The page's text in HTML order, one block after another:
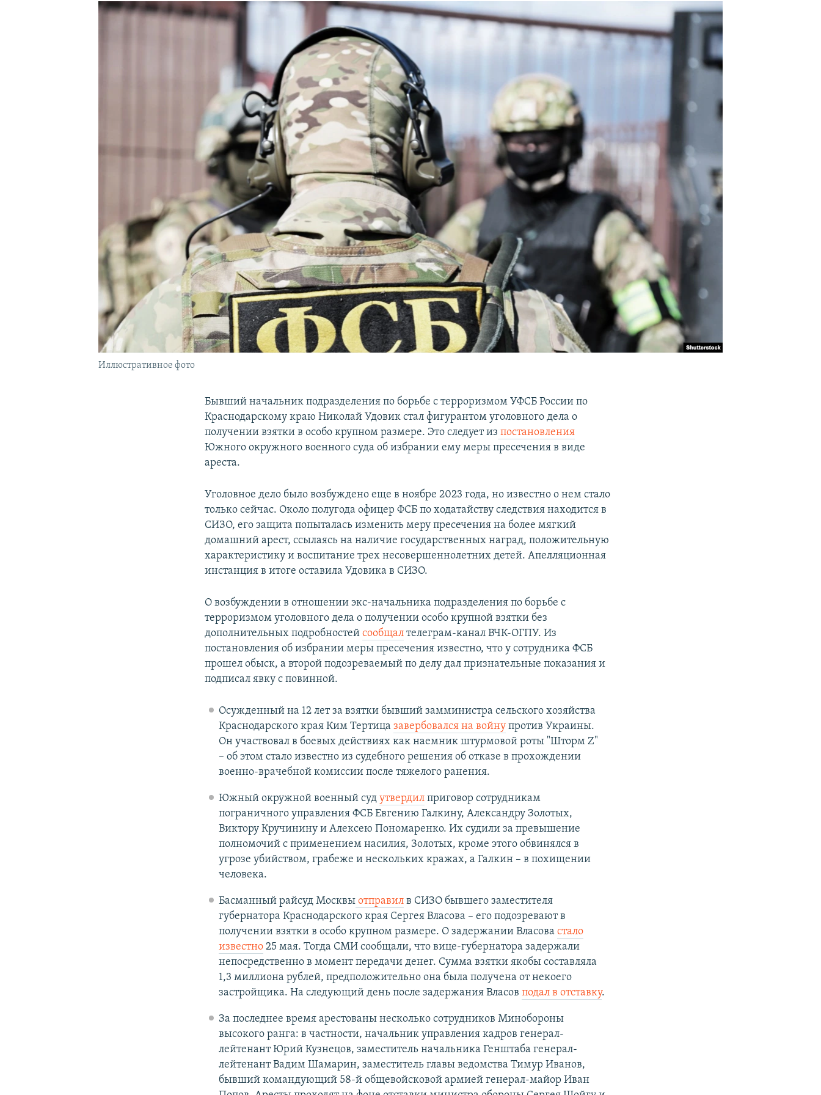
Иллюстративное фото
Бывший начальник подразделения по борьбе с терроризмом УФСБ России по
Краснодарскому краю Николай Удовик стал фигурантом уголовного дела о
получении взятки в особо крупном размере. Это следует из постановления
Южного окружного военного суда об избрании ему меры пресечения в виде
ареста.
Уголовное дело было возбуждено еще в ноябре 2023 года, но известно о нем стало
только сейчас. Около полугода офицер ФСБ по ходатайству следствия находится в
СИЗО, его защита попыталась изменить меру пресечения на более мягкий
домашний арест, ссылаясь на наличие государственных наград, положительную
характеристику и воспитание трех несовершеннолетних детей. Апелляционная
инстанция в итоге оставила Удовика в СИЗО.
О возбуждении в отношении экс-начальника подразделения по борьбе с
терроризмом уголовного дела о получении особо крупной взятки без
дополнительных подробностейсообщал телеграм-канал ВЧК-ОГПУ. Из
постановления об избрании меры пресечения известно, что у сотрудника ФСБ
прошел обыск, а второй подозреваемый по делу дал признательные показания и
подписал явку с повинной.
Осужденный на 12 лет за взятки бывший замминистра сельского хозяйства
Краснодарского края Ким Тертица завербовался на войнупротив Украины.
Он участвовал в боевых действиях как наемник штурмовой роты "Шторм Z"
– об этом стало известно из судебного решения об отказе в прохождении
военно-врачебной комиссии после тяжелого ранения.
Южный окружной военный суд утвердилприговор сотрудникам
пограничного управления ФСБ Евгению Галкину, Александру Золотых,
Виктору Кручинину и Алексею Пономаренко. Их судили за превышение
полномочий с применением насилия, Золотых, кроме этого обвинялся в
угрозе убийством, грабеже и нескольких кражах, а Галкин – в похищении
человека.
Басманный райсуд Москвыотправилв СИЗО бывшего заместителя
губернатора Краснодарского края Сергея Власова – его подозревают в
получении взятки в особо крупном размере. О задержании Власова стало
известно25 мая. Тогда СМИ сообщали, что вице-губернатора задержали
непосредственно в момент передачи денег. Сумма взятки якобы составляла
1,3 миллиона рублей, предположительно она была получена от некоего
застройщика. На следующий день после задержания Власов подал в отставку.
За последнее время арестованы несколько сотрудников Минобороны
высокого ранга: в частности, начальник управления кадров генерал-
лейтенант Юрий Кузнецов, заместитель начальника Генштаба генерал-
лейтенант Вадим Шамарин, заместитель главы ведомства Тимур Иванов,
бывший командующий 58-й общевойсковой армией генерал-майор Иван